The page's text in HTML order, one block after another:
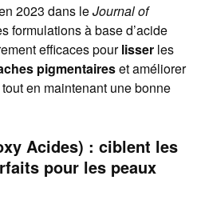
2023 dans leJournal of
formulations à base d’acide
efficaces pourlisser les
pigmentaireset améliorer
en maintenant une bonne
Acides) : ciblent les
pour les peaux